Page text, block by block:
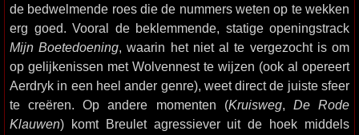
de bedwelmende roes die de nummers weten op te wekken
erg goed. Vooral de beklemmende, statige openingstrack
Mijn Boetedoening, waarin het niet al te vergezocht is om
op gelijkenissen met Wolvennest te wijzen (ook al opereert
Aerdryk in een heel ander genre), weet direct de juiste sfeer
te creëren. Op andere momenten (Kruisweg, De Rode
Klauwen) komt Breulet agressiever uit de hoek middels